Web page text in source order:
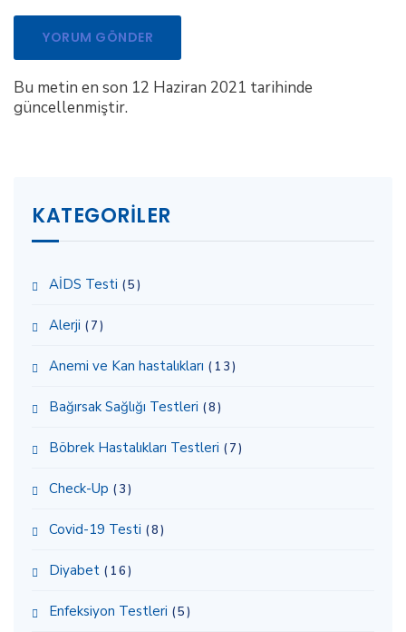
Bu metin en son 12 Haziran 2021 tarihinde
güncellenmiştir.
KATEGORILER
AİDS Testi (5)
Alerji (7)
Anemi ve Kan hastalıkları (13)
Bağırsak Sağlığı Testleri (8)
Böbrek Hastalıkları Testleri (7)
Check-Up (3)
Covid-19 Testi (8)
Diyabet (16)
Enfeksiyon Testleri (5)